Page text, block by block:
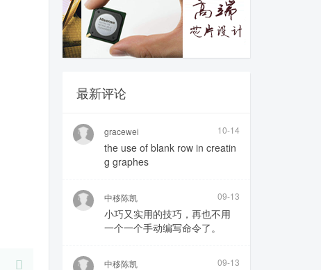
最新评论
gracewei 10-14
the use of blank row in creatin
g graphes
中移陈凯 09-13
小巧又实用的技巧，再也不用
一个一个手动编写命令了。
中移陈凯 09-13